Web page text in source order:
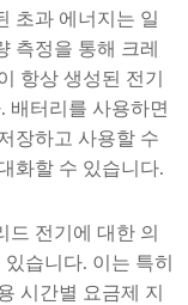
초과 에너지는 일
측정을 통해 크레
항상 생성된 전기
배터리를 사용하면
장하고 사용할 수
화할 수 있습니다.
드 전기에 대한 의
습니다. 이는 특히
시간별 요금제 지